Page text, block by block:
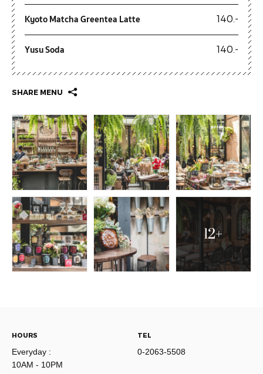
Kyoto Matcha Greentea Latte 140.-
Yusu Soda 140.-
SHARE MENU
12+
HOURS
Everyday :
10AM - 10PM
TEL
0-2063-5508